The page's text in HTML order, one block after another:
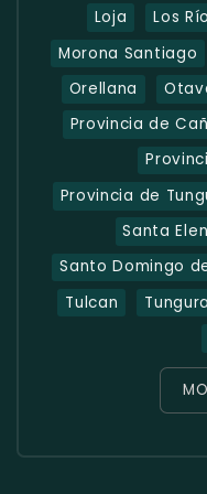
Loja Los
Morona Santiago
Orellana
Provincia de
Provincia de
Santa
Santo Domingo
Tulcan